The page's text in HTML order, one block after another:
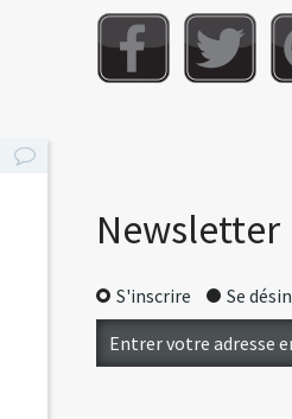
Newsletter
S'inscrire Se